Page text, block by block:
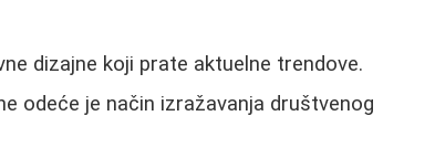
dizajne koji prate aktuelne trendove.
odeće je način izražavanja društvenog